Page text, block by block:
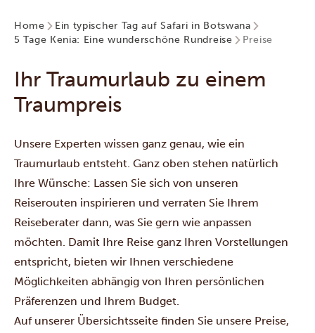
Home
Ein typischer Tag auf Safari in Botswana
5 Tage Kenia: Eine wunderschöne Rundreise
Preise
Ihr Traumurlaub zu einem
Traumpreis
Unsere Experten wissen ganz genau, wie ein
Traumurlaub entsteht. Ganz oben stehen natürlich
Ihre Wünsche: Lassen Sie sich von unseren
Reiserouten inspirieren und verraten Sie Ihrem
Reiseberater dann, was Sie gern wie anpassen
möchten. Damit Ihre Reise ganz Ihren Vorstellungen
entspricht, bieten wir Ihnen verschiedene
Möglichkeiten abhängig von Ihren persönlichen
Präferenzen und Ihrem Budget.
Auf unserer Übersichtsseite finden Sie unsere Preise,